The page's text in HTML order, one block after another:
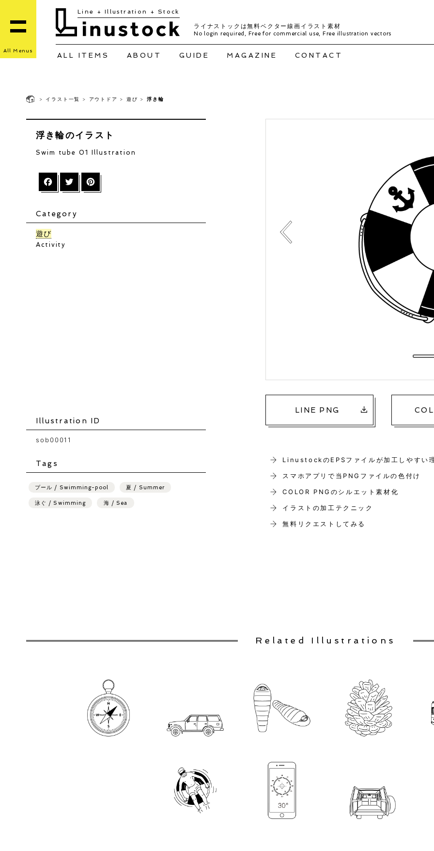
Line + Illustration + Stock
ライナストックは無料ベクター線画イラスト素材
No login required, Free for commercial use, Free illustration vectors
ALL ITEMS ABOUT GUIDE MAGAZINE CONTACT
All Menus
> イラスト一覧 > アウトドア > 遊び > 浮き輪
浮き輪のイラスト
Swim tube 01 Illustration
FacebookTwitter Pinterest
Category
遊び
Activity
Illustration ID
sob00011
Tags
プール / Swimming-pool 夏 / Summer
泳ぐ / Swimming 海 / Sea
LINE PNG
LinustockのEPSファイルが加工しやすい
スマホアプリで当PNGファイルの色付け
COLOR PNGのシルエット素材化
イラストの加工テクニック
無料リクエストしてみる
Related Illustrations